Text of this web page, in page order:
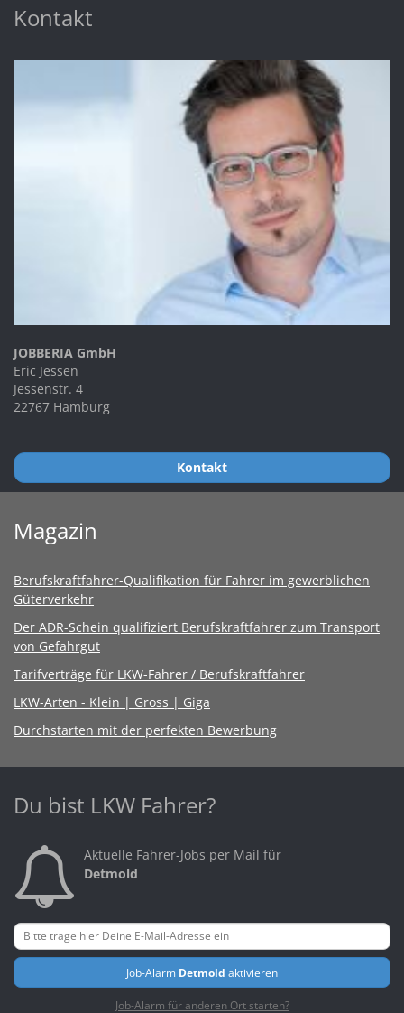
Kontakt
JOBBERIA GmbH
Eric Jessen
Jessenstr. 4
22767 Hamburg
Kontakt
Magazin
Berufskraftfahrer-Qualifikation für Fahrer im gewerblichen
Güterverkehr
Der ADR-Schein qualifiziert Berufskraftfahrer zum Transport
von Gefahrgut
Tarifverträge für LKW-Fahrer / Berufskraftfahrer
LKW-Arten - Klein | Gross | Giga
Durchstarten mit der perfekten Bewerbung
Du bist LKW Fahrer?
Aktuelle Fahrer-Jobs per Mail für
Detmold
Job-Alarm Detmold aktivieren
Job-Alarm für anderen Ort starten?